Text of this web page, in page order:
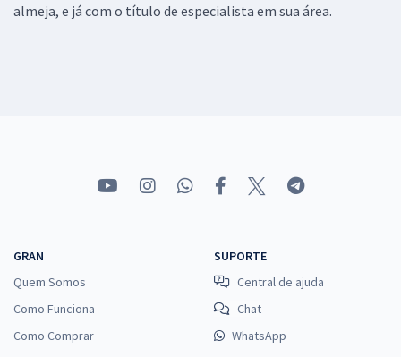
almeja, e já com o título de especialista em sua área.
GRAN
Quem Somos
Como Funciona
Como Comprar
SUPORTE
Central de ajuda
Chat
WhatsApp